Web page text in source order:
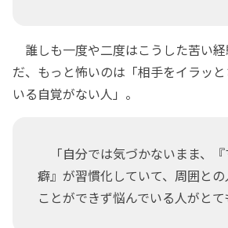
誰しも一度や二度はこうした苦い
だ、もっと怖いのは「相手をイラッ
いる自覚がない人」。
「自分では気づかないまま、『
癖』が習慣化していて、周囲との
ことができず悩んでいる人がとて